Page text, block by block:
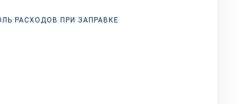
РАСХОДОВ ПРИ ЗАПРАВКЕ